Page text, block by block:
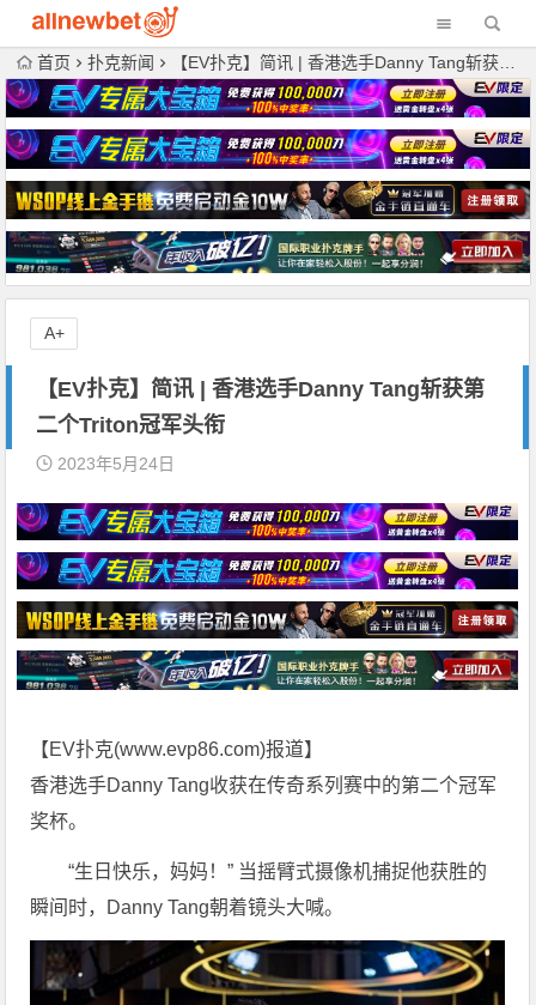
首页 扑克新闻 【EV扑克】简讯 | 香港选手Danny Tang斩获第二个Triton冠军头衔
【EV扑克】简讯 | 香港选手Danny Tang斩获第
二个Triton冠军头衔
2023年5月24日
【EV扑克(www.evp86.com)报道】
香港选手Danny Tang收获在传奇系列赛中的第二个冠军
奖杯。
“生日快乐，妈妈！” 当摇臂式摄像机捕捉他获胜的
瞬间时，Danny Tang朝着镜头大喊。
A+